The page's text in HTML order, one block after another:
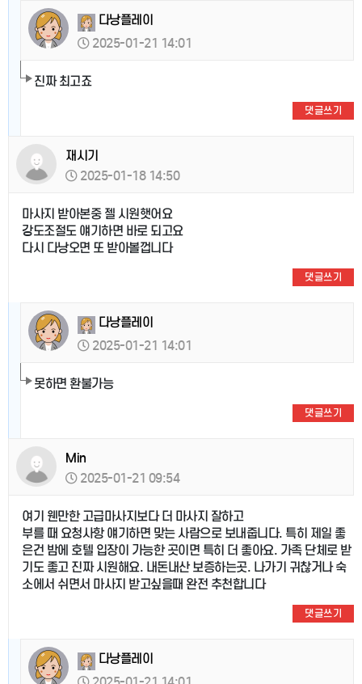
다낭플레이
2025-01-21 14:01
진짜 최고죠
댓글쓰기
재시기
2025-01-18 14:50
마사지 받아본중 젤 시원햇어요
강도조절도 얘기하면 바로 되고요
다시 다낭오면 또 받아볼껍니다
댓글쓰기
다낭플레이
2025-01-21 14:01
못하면 환불가능
댓글쓰기
Min
2025-01-21 09:54
여기 웬만한 고급마사지보다 더 마사지 잘하고
부를 때 요청사항 얘기하면 맞는 사람으로 보내줍니다. 특히 제일 좋
은건 밤에 호텔 입장이 가능한 곳이면 특히 더 좋아요. 가족 단체로 받
기도 좋고 진짜 시원해요. 내돈내산 보증하는곳. 나가기 귀찮거나 숙
소에서 쉬면서 마사지 받고싶을때 완전 추천합니다
댓글쓰기
다낭플레이